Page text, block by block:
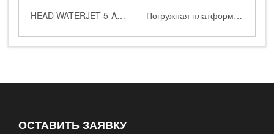
HEAD WATERJET 5-AC пятиосевая система резки Погружная платформа для водоструйной резки HEAD WATERJET
ОСТАВИТЬ ЗАЯВКУ